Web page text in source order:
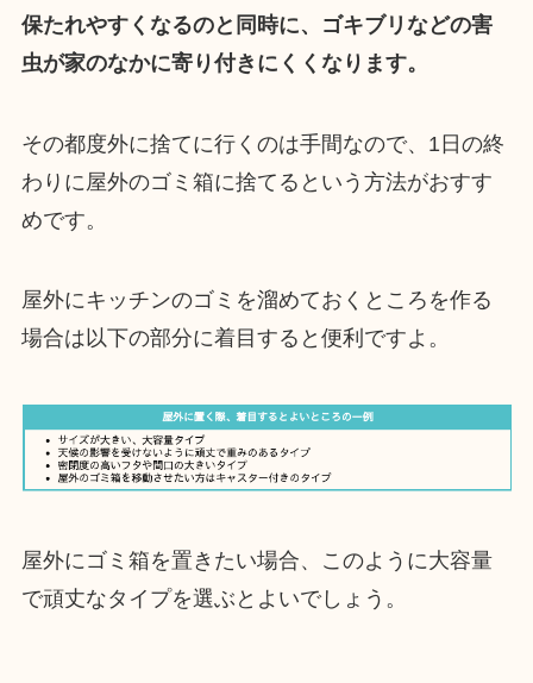
保たれやすくなるのと同時に、ゴキブリなどの害
虫が家のなかに寄り付きにくくなります。
その都度外に捨てに行くのは手間なので、1日の終
わりに屋外のゴミ箱に捨てるという方法がおすす
めです。
屋外にキッチンのゴミを溜めておくところを作る
場合は以下の部分に着目すると便利ですよ。
屋外にゴミ箱を置きたい場合、このように大容量
で頑丈なタイプを選ぶとよいでしょう。